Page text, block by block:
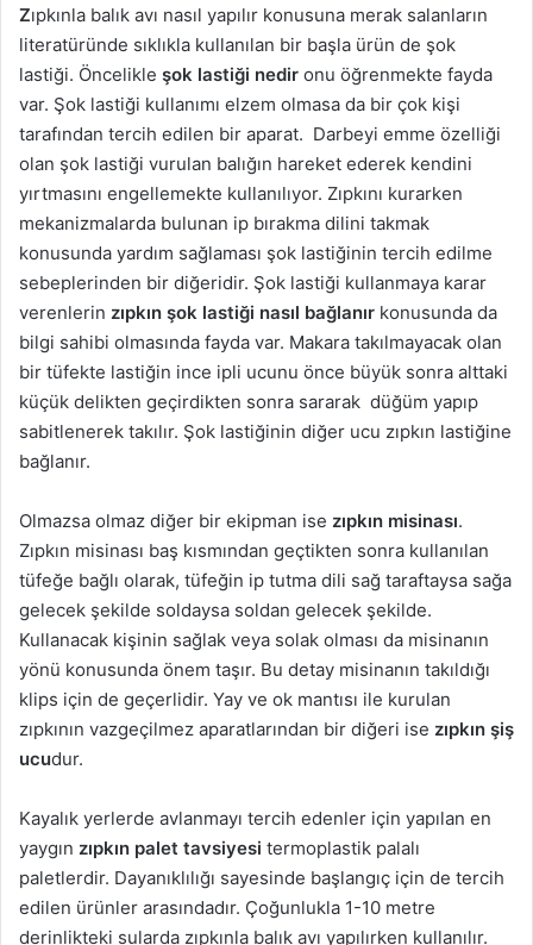
Zıpkınla balık avı nasıl yapılır konusuna merak salanların
literatüründe sıklıkla kullanılan bir başla ürün de şok
lastiği. Öncelikle şok lastiği nedir onu öğrenmekte fayda
var. Şok lastiği kullanımı elzem olmasa da bir çok kişi
tarafından tercih edilen bir aparat. Darbeyi emme özelliği
olan şok lastiği vurulan balığın hareket ederek kendini
yırtmasını engellemekte kullanılıyor. Zıpkını kurarken
mekanizmalarda bulunan ip bırakma dilini takmak
konusunda yardım sağlaması şok lastiğinin tercih edilme
sebeplerinden bir diğeridir. Şok lastiği kullanmaya karar
verenlerin zıpkın şok lastiği nasıl bağlanır konusunda da
bilgi sahibi olmasında fayda var. Makara takılmayacak olan
bir tüfekte lastiğin ince ipli ucunu önce büyük sonra alttaki
küçük delikten geçirdikten sonra sararak düğüm yapıp
sabitlenerek takılır. Şok lastiğinin diğer ucu zıpkın lastiğine
bağlanır.
Olmazsa olmaz diğer bir ekipman ise zıpkın misinası.
Zıpkın misinası baş kısmından geçtikten sonra kullanılan
tüfeğe bağlı olarak, tüfeğin ip tutma dili sağ taraftaysa sağa
gelecek şekilde soldaysa soldan gelecek şekilde.
Kullanacak kişinin sağlak veya solak olması da misinanın
yönü konusunda önem taşır. Bu detay misinanın takıldığı
klips için de geçerlidir. Yay ve ok mantısı ile kurulan
zıpkının vazgeçilmez aparatlarından bir diğeri ise zıpkın şiş
ucudur.
Kayalık yerlerde avlanmayı tercih edenler için yapılan en
yaygın zıpkın palet tavsiyesi termoplastik palalı
paletlerdir. Dayanıklılığı sayesinde başlangıç için de tercih
edilen ürünler arasındadır. Çoğunlukla 1-10 metre
derinlikteki sularda zıpkınla balık avı yapılırken kullanılır.